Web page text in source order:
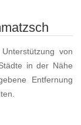
von
in der Nähe
Entfernung